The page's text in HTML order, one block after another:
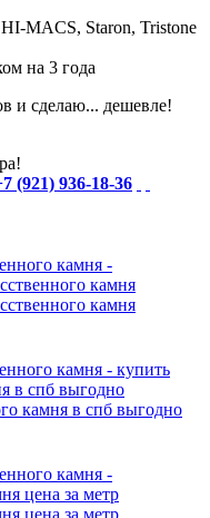
MACS, Staron, Tristone
на 3 года
и сделаю... дешевле!
(921) 936-18-36
камня
камня в спб выгодно
цена за метр